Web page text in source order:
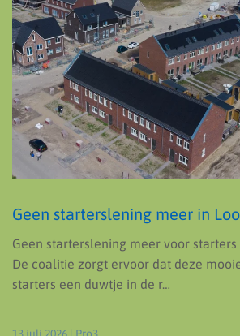
Geen starterslening meer in
Geen starterslening meer voor starters
De coalitie zorgt ervoor dat deze
starters een duwtje in de r…